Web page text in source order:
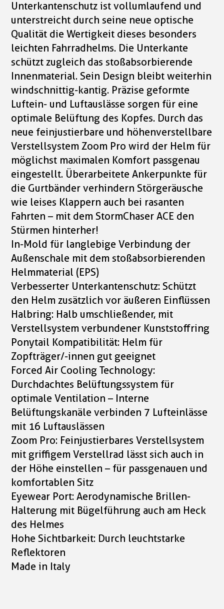
Unterkantenschutz ist vollumlaufend und
unterstreicht durch seine neue optische
Qualität die Wertigkeit dieses besonders
leichten Fahrradhelms. Die Unterkante
schützt zugleich das stoßabsorbierende
Innenmaterial. Sein Design bleibt weiterhin
windschnittig-kantig. Präzise geformte
Luftein- und Luftauslässe sorgen für eine
optimale Belüftung des Kopfes. Durch das
neue feinjustierbare und höhenverstellbare
Verstellsystem Zoom Pro wird der Helm für
möglichst maximalen Komfort passgenau
eingestellt. Überarbeitete Ankerpunkte für
die Gurtbänder verhindern Störgeräusche
wie leises Klappern auch bei rasanten
Fahrten – mit dem StormChaser ACE den
Stürmen hinterher!
In-Mold für langlebige Verbindung der
Außenschale mit dem stoßabsorbierenden
Helmmaterial (EPS)
Verbesserter Unterkantenschutz: Schützt
den Helm zusätzlich vor äußeren Einflüssen
Halbring: Halb umschließender, mit
Verstellsystem verbundener Kunststoffring
Ponytail Kompatibilität: Helm für
Zopfträger/-innen gut geeignet
Forced Air Cooling Technology:
Durchdachtes Belüftungssystem für
optimale Ventilation – Interne
Belüftungskanäle verbinden 7 Lufteinlässe
mit 16 Luftauslässen
Zoom Pro: Feinjustierbares Verstellsystem
mit griffigem Verstellrad lässt sich auch in
der Höhe einstellen – für passgenauen und
komfortablen Sitz
Eyewear Port: Aerodynamische Brillen-
Halterung mit Bügelführung auch am Heck
des Helmes
Hohe Sichtbarkeit: Durch leuchtstarke
Reflektoren
Made in Italy